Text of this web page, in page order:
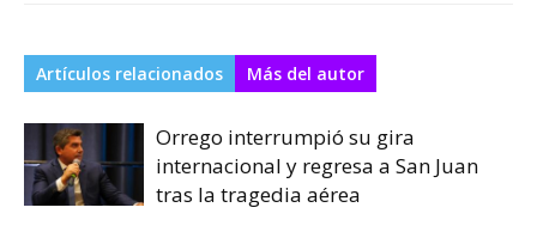
Artículos relacionados Más del autor
Orrego interrumpió su gira
internacional y regresa a San Juan
tras la tragedia aérea